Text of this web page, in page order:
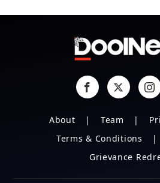
About Team
Terms & Conditions
Grievance